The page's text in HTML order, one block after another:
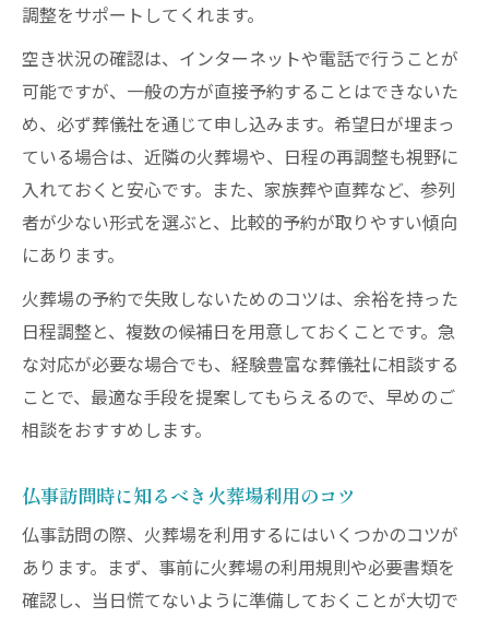
調整をサポートしてくれます。
空き状況の確認は、インターネットや電話で行うことが
可能ですが、一般の方が直接予約することはできないた
め、必ず葬儀社を通じて申し込みます。希望日が埋まっ
ている場合は、近隣の火葬場や、日程の再調整も視野に
入れておくと安心です。また、家族葬や直葬など、参列
者が少ない形式を選ぶと、比較的予約が取りやすい傾向
にあります。
火葬場の予約で失敗しないためのコツは、余裕を持った
日程調整と、複数の候補日を用意しておくことです。急
な対応が必要な場合でも、経験豊富な葬儀社に相談する
ことで、最適な手段を提案してもらえるので、早めのご
相談をおすすめします。
仏事訪問時に知るべき火葬場利用のコツ
仏事訪問の際、火葬場を利用するにはいくつかのコツが
あります。まず、事前に火葬場の利用規則や必要書類を
確認し、当日慌てないように準備しておくことが大切で